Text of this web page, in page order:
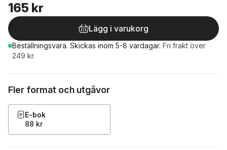
165 kr
Lägg i varukorg
Beställningsvara. Skickas inom 5-8 vardagar. Fri frakt över
249 kr.
Fler format och utgåvor
E-bok
88 kr